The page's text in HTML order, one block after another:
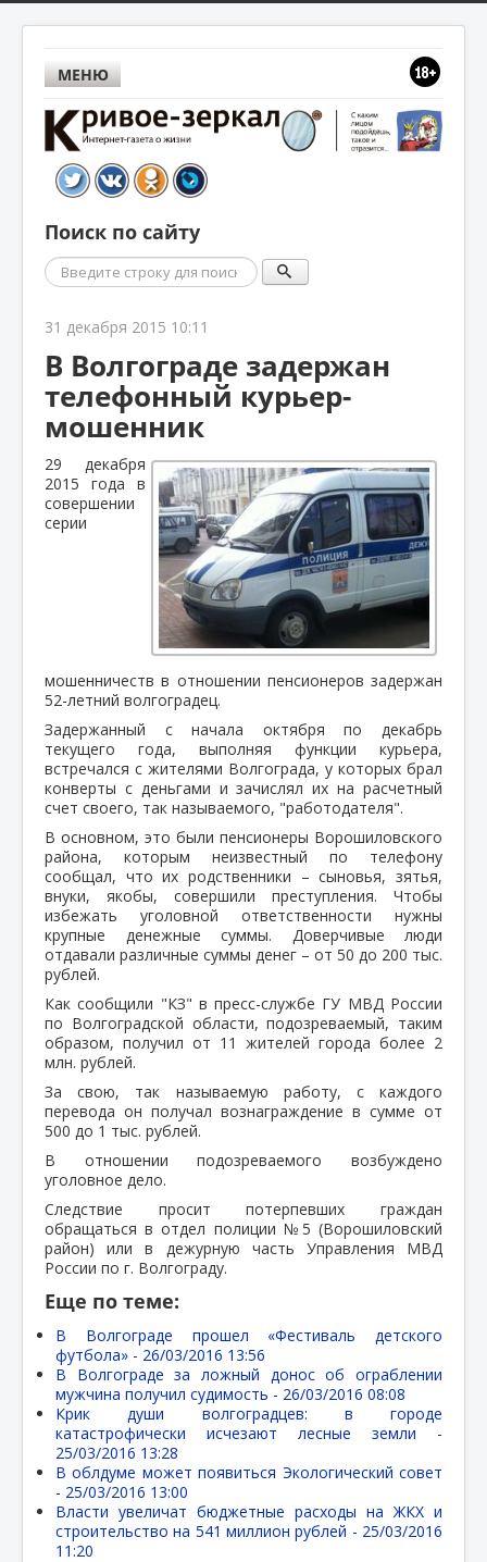
МЕНЮ
Поиск по сайту
Поиск
31 декабря 2015 10:11
В Волгограде задержан
телефонный курьер-
мошенник
29 декабря
2015 года в
совершении
серии
мошенничеств в отношении пенсионеров задержан
52-летний волгоградец.
Задержанный с начала октября по декабрь
текущего года, выполняя функции курьера,
встречался с жителями Волгограда, у которых брал
конверты с деньгами и зачислял их на расчетный
счет своего, так называемого, "работодателя".
В основном, это были пенсионеры Ворошиловского
района, которым неизвестный по телефону
сообщал, что их родственники – сыновья, зятья,
внуки, якобы, совершили преступления. Чтобы
избежать уголовной ответственности нужны
крупные денежные суммы. Доверчивые люди
отдавали различные суммы денег – от 50 до 200 тыс.
рублей.
Как сообщили "КЗ" в пресс-службе ГУ МВД России
по Волгоградской области, подозреваемый, таким
образом, получил от 11 жителей города более 2
млн. рублей.
За свою, так называемую работу, с каждого
перевода он получал вознаграждение в сумме от
500 до 1 тыс. рублей.
В отношении подозреваемого возбуждено
уголовное дело.
Следствие просит потерпевших граждан
обращаться в отдел полиции №5 (Ворошиловский
район) или в дежурную часть Управления МВД
России по г. Волгограду.
Еще по теме:
В Волгограде прошел «Фестиваль детского
футбола» - 26/03/2016 13:56
В Волгограде за ложный донос об ограблении
мужчина получил судимость - 26/03/2016 08:08
Крик души волгоградцев: в городе
катастрофически исчезают лесные земли -
25/03/2016 13:28
В облдуме может появиться Экологический совет
- 25/03/2016 13:00
Власти увеличат бюджетные расходы на ЖКХ и
строительство на 541 миллион рублей - 25/03/2016
11:20